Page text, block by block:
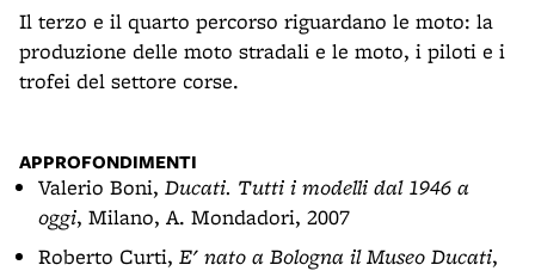
Il terzo e il quarto percorso riguardano le moto: la
produzione delle moto stradali e le moto, i piloti e i
trofei del settore corse.
APPROFONDIMENTI
Valerio Boni, Ducati. Tutti i modelli dal 1946 a
oggi, Milano, A. Mondadori, 2007
Roberto Curti, E' nato a Bologna il Museo Ducati,